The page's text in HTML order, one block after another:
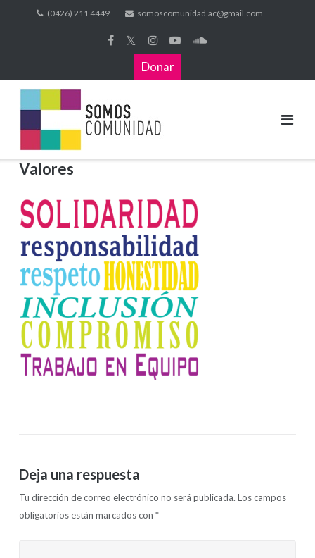
(0426) 211 4449 somoscomunidad.ac@gmail.com
𝕏
Donar
Valores
Deja una respuesta
Tu dirección de correo electrónico no será publicada. Los campos
obligatorios están marcados con*